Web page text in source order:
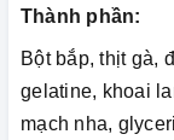
Thành phần:
Bột bắp, thịt gà,
gelatine, khoai
mạch nha,